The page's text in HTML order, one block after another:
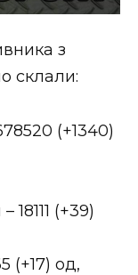
з
склали:
(+1340)
(+39)
(+17) од,